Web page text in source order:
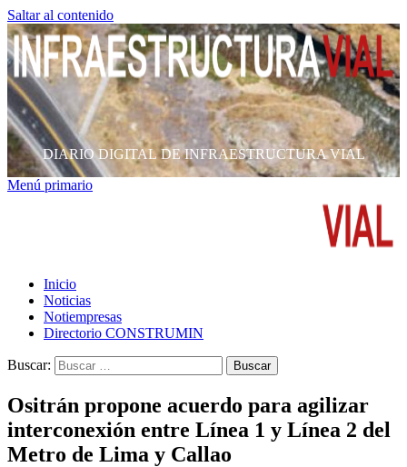
Saltar al contenido
DIARIO DIGITAL DE INFRAESTRUCTURA VIAL
Menú primario
Inicio
Noticias
Notiempresas
Directorio CONSTRUMIN
Buscar:
Ositrán propone acuerdo para agilizar
interconexión entre Línea 1 y Línea 2 del
Metro de Lima y Callao